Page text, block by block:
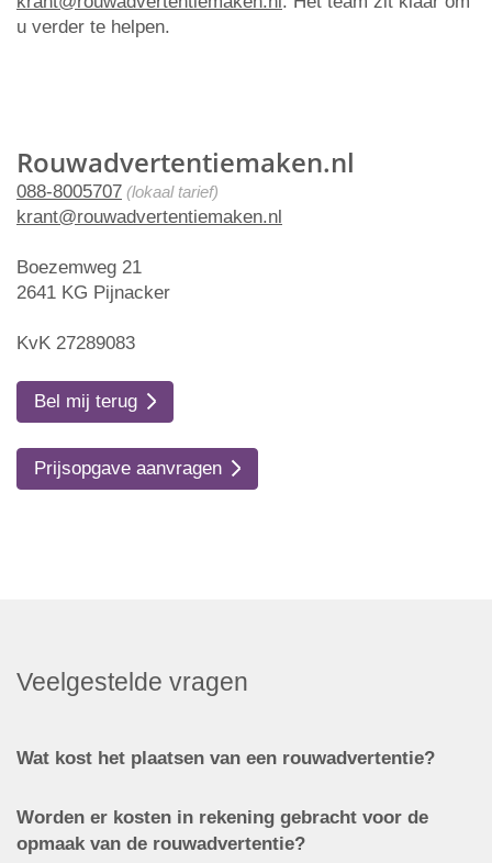
Rouwadvertentiemaken.nl
088-8005707 (lokaal tarief)
krant@rouwadvertentiemaken.nl
Boezemweg 21
2641 KG Pijnacker
KvK 27289083
Bel mij terug
Prijsopgave aanvragen
u verder te helpen.
Veelgestelde vragen
Wat kost het plaatsen van een rouwadvertentie?
Worden er kosten in rekening gebracht voor de
opmaak van de rouwadvertentie?